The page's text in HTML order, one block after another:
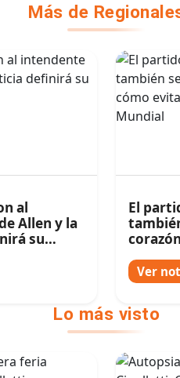
Más de
al
Allen y la
su
El
Ver
Lo más visto